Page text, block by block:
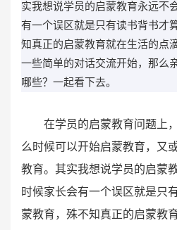
实我想说学员的启蒙教育永远不
有一个误区就是只有读书背书才
知真正的启蒙教育就在生活的点
一些简单的对话交流开始，那么
哪些？一起看下去。
在学员的启蒙教育问题上
么时候可以开始启蒙教育，又
教育。其实我想说学员的启蒙
时候家长会有一个误区就是只
蒙教育，殊不知真正的启蒙教